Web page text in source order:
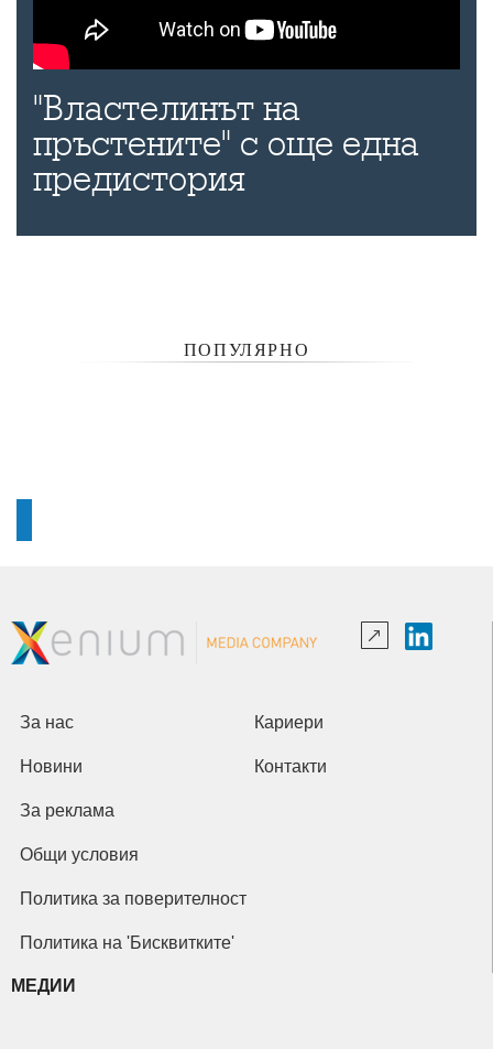
"Властелинът на
пръстените" с още една
предистория
ПОПУЛЯРНО
За нас Кариери
Новини Контакти
За реклама
Общи условия
Политика за поверителност
Политика на 'Бисквитките'
МЕДИИ